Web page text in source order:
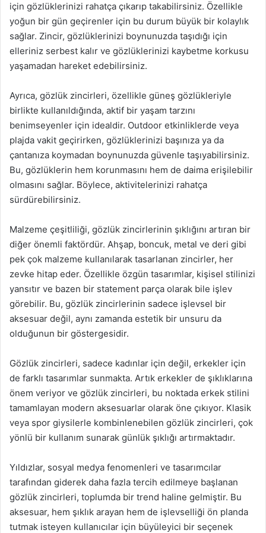
için gözlüklerinizi rahatça çıkarıp takabilirsiniz. Özellikle
yoğun bir gün geçirenler için bu durum büyük bir kolaylık
sağlar. Zincir, gözlüklerinizi boynunuzda taşıdığı için
elleriniz serbest kalır ve gözlüklerinizi kaybetme korkusu
yaşamadan hareket edebilirsiniz.
Ayrıca, gözlük zincirleri, özellikle güneş gözlükleriyle
birlikte kullanıldığında, aktif bir yaşam tarzını
benimseyenler için idealdir. Outdoor etkinliklerde veya
plajda vakit geçirirken, gözlüklerinizi başınıza ya da
çantanıza koymadan boynunuzda güvenle taşıyabilirsiniz.
Bu, gözlüklerin hem korunmasını hem de daima erişilebilir
olmasını sağlar. Böylece, aktivitelerinizi rahatça
sürdürebilirsiniz.
Malzeme çeşitliliği, gözlük zincirlerinin şıklığını artıran bir
diğer önemli faktördür. Ahşap, boncuk, metal ve deri gibi
pek çok malzeme kullanılarak tasarlanan zincirler, her
zevke hitap eder. Özellikle özgün tasarımlar, kişisel stilinizi
yansıtır ve bazen bir statement parça olarak bile işlev
görebilir. Bu, gözlük zincirlerinin sadece işlevsel bir
aksesuar değil, aynı zamanda estetik bir unsuru da
olduğunun bir göstergesidir.
Gözlük zincirleri, sadece kadınlar için değil, erkekler için
de farklı tasarımlar sunmakta. Artık erkekler de şıklıklarına
önem veriyor ve gözlük zincirleri, bu noktada erkek stilini
tamamlayan modern aksesuarlar olarak öne çıkıyor. Klasik
veya spor giysilerle kombinlenebilen gözlük zincirleri, çok
yönlü bir kullanım sunarak günlük şıklığı artırmaktadır.
Yıldızlar, sosyal medya fenomenleri ve tasarımcılar
tarafından giderek daha fazla tercih edilmeye başlanan
gözlük zincirleri, toplumda bir trend haline gelmiştir. Bu
aksesuar, hem şıklık arayan hem de işlevselliği ön planda
tutmak isteyen kullanıcılar için büyüleyici bir seçenek